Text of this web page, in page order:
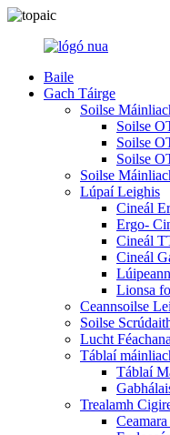
Baile
Gach Táirge
Soilse
Soilse
Soilse
Soilse
Soilse
Lúpaí Leighis
Cineál
Ergo-
Cineál
Cineál
Lionsa
Ceannsoilse
Soilse
Lucht
Táblaí
Táblaí
Trealamh